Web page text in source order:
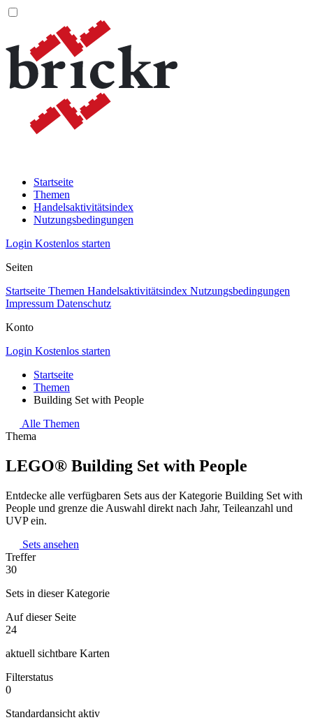
Startseite
Themen
Handelsaktivitätsindex
Nutzungsbedingungen
Login Kostenlos starten
Seiten
Startseite Themen Handelsaktivitätsindex Nutzungsbedingungen
Impressum Datenschutz
Konto
Login Kostenlos starten
Startseite
Themen
Building Set with People
Alle Themen
Thema
LEGO® Building Set with People
Entdecke alle verfügbaren Sets aus der Kategorie Building Set with
People und grenze die Auswahl direkt nach Jahr, Teileanzahl und
UVP ein.
Sets ansehen
Treffer
30
Sets in dieser Kategorie
Auf dieser Seite
24
aktuell sichtbare Karten
Filterstatus
0
Standardansicht aktiv